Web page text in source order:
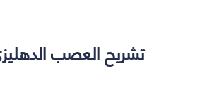
تشريح العصب